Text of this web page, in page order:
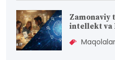
Zamonaviy
intellekt va
Maqolalar